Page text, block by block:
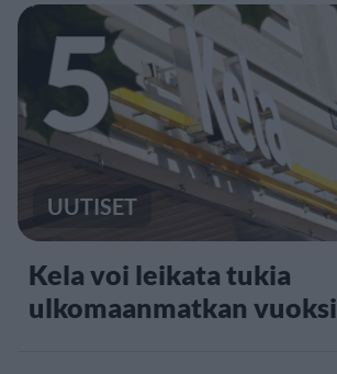
5
UUTISET
Kela voi leikata tukia
ulkomaanmatkan vuoksi